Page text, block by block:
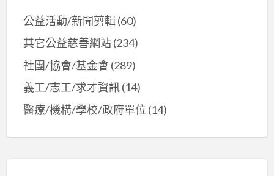
公益活動/新聞剪輯(60)
其它公益慈善網站(234)
社團/協會/基金會 (289)
義工/志工/求才資訊(14)
醫療/機構/學校/政府單位 (14)